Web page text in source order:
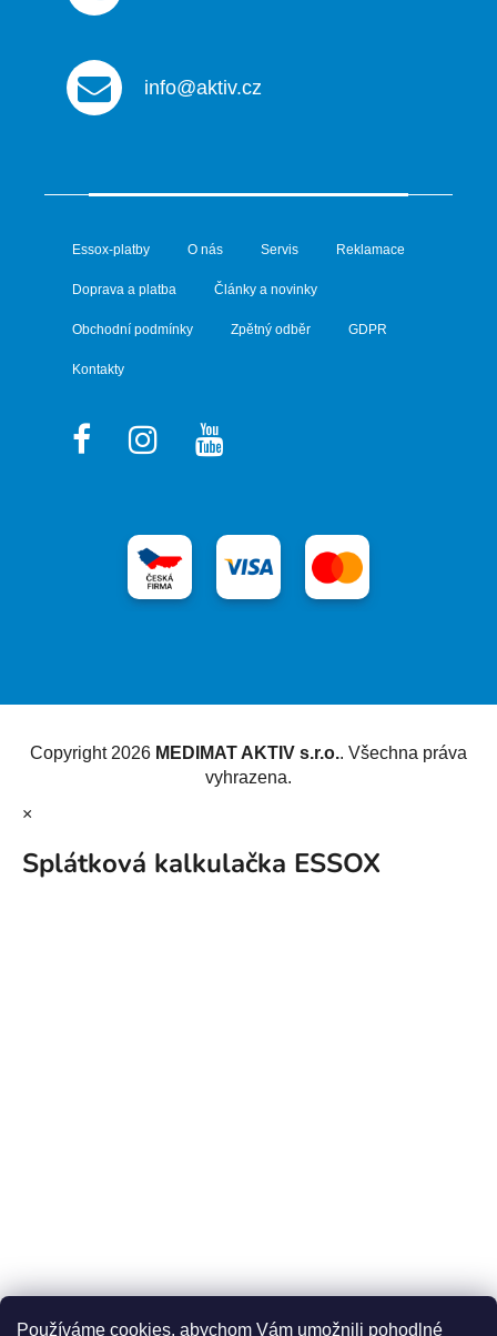
Používáme cookies, abychom Vám umožnili pohodlné
info@aktiv.cz
Essox-platby O nás Servis Reklamace
Doprava a platba Články a novinky
Obchodní podmínky Zpětný odběr GDPR
Kontakty
Copyright 2026 MEDIMAT AKTIV s.r.o.. Všechna práva
vyhrazena.
×
Splátková kalkulačka ESSOX